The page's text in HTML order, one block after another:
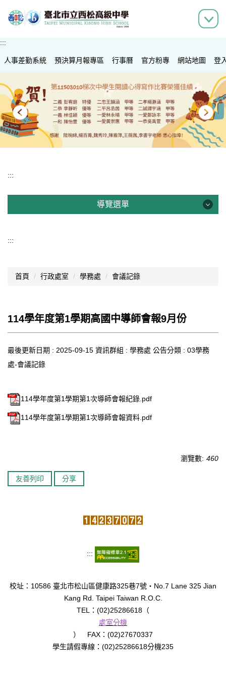
到
容
區
:::
人事差勤系統 預決算月報專區 行事曆 官方粉專 網站地圖 登
:::
導覽選單
認識西松
文件資料
網站管理
西松學習歷程檔案
臺北市111年度臺北酷課雲師資增能推廣
:::
首頁 行政處室 學務處 會議記錄
114學年度第1學期高國中導師會報9月份
最後更新日期 : 2025-09-15 資訊群組 : 學務處 公告分類 : 03學務
處-會議記錄
114學年度第1學期第1次導師會報紀錄.pdf
114學年度第1學期第1次導師會報資料.pdf
瀏覽數: 460
友善列印 分享
:::
校址：10586 臺北市松山區健康路325巷7號‧No.7 Lane 325 Jian
Kang Rd. Taipei Taiwan R.O.C.
TEL：(02)25286618（
處室分機
） FAX：(02)27670337
學生請假專線：(02)25286618分機235